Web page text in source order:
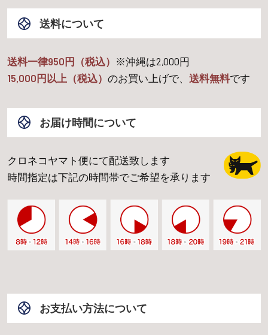
送料について
送料一律950円（税込） ※沖縄は2,000円
15,000円以上（税込） のお買い上げで、 送料無料です
お届け時間について
クロネコヤマト便にて配送致します
時間指定は下記の時間帯でご希望を承ります
お支払い方法について